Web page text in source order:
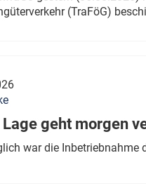
Monats
ÖPNV
(TraFöG)
Lage geht morgen
war die